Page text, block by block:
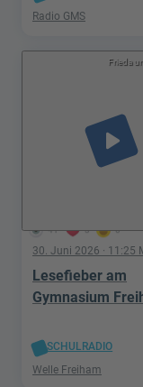
Radio GMS
Frieda
41 3 0
play_arrow
30. Juni 2026 · 11:25
Lesefieber am
Gymnasium
SCHULRADIO
Welle Freiham